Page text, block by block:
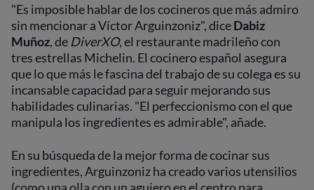
"Es imposible hablar de los cocineros que más admiro
sin mencionar a Víctor Arguinzoniz", diceDabiz
Muñoz, de DiverXO, el restaurante madrileño con
tres estrellas Michelin. El cocinero español asegura
que lo que más le fascina del trabajo de su colega es su
incansable capacidad para seguir mejorando sus
habilidades culinarias. "El perfeccionismo con el que
manipula los ingredientes es admirable", añade.
En su búsqueda de la mejor forma de cocinar sus
ingredientes, Arguinzoniz ha creado varios utensilios